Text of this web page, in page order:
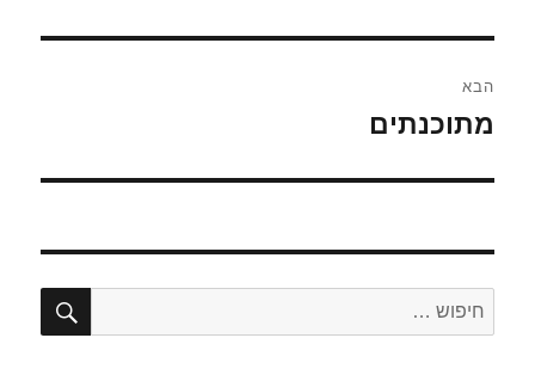
הבא
הפוסט
מתוכנתים
חפש: